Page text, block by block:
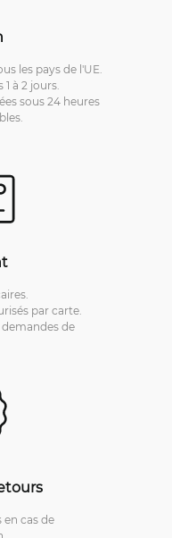
les pays de l'UE.
à 2 jours.
sous 24 heures
par carte.
de
en cas de